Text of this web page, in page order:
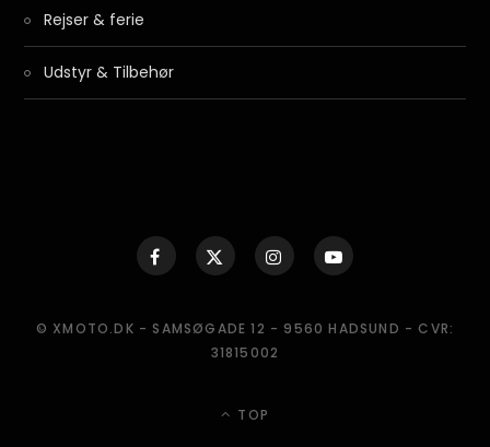
Rejser & ferie
Udstyr & Tilbehør
© XMOTO.DK - SAMSØGADE 12 - 9560 HADSUND - CVR:
31815002
TOP